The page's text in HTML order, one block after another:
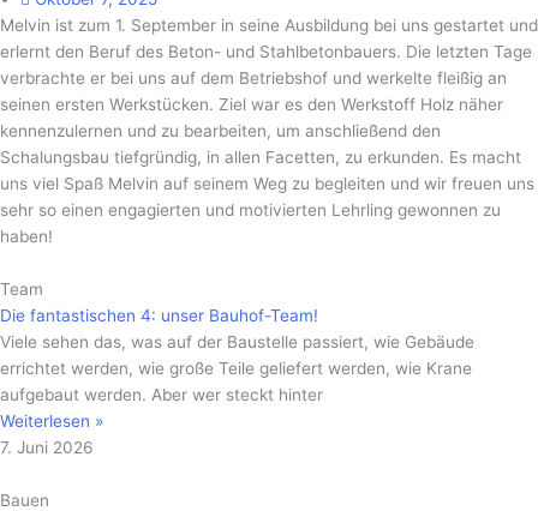
Melvin ist zum 1. September in seine Ausbildung bei uns gestartet und
erlernt den Beruf des Beton- und Stahlbetonbauers. Die letzten Tage
verbrachte er bei uns auf dem Betriebshof und werkelte fleißig an
seinen ersten Werkstücken. Ziel war es den Werkstoff Holz näher
kennenzulernen und zu bearbeiten, um anschließend den
Schalungsbau tiefgründig, in allen Facetten, zu erkunden. Es macht
uns viel Spaß Melvin auf seinem Weg zu begleiten und wir freuen uns
sehr so einen engagierten und motivierten Lehrling gewonnen zu
haben!
Team
Die fantastischen 4: unser Bauhof-Team!
Viele sehen das, was auf der Baustelle passiert, wie Gebäude
errichtet werden, wie große Teile geliefert werden, wie Krane
aufgebaut werden. Aber wer steckt hinter
Weiterlesen »
7. Juni 2026
Bauen